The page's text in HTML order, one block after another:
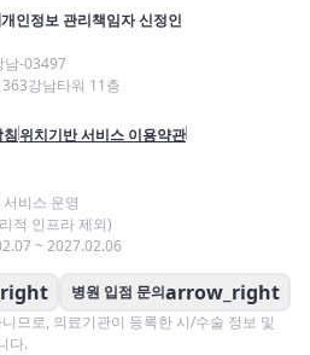
개인정보 관리책임자 신정인
남-03497
강남타워 11층
위치기반 서비스 이용약관
비스 운영
적 인프라 제외)
~ 2027.02.06
병원 입점 문의arrow_right
므로, 의료기관이 등록한 시/수술 정보 및
다.